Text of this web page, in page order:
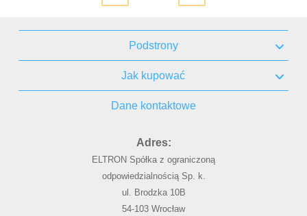
Podstrony
Jak kupować
Dane kontaktowe
Adres:
ELTRON Spółka z ograniczoną
odpowiedzialnością Sp. k.
ul. Brodzka 10B
54-103 Wrocław